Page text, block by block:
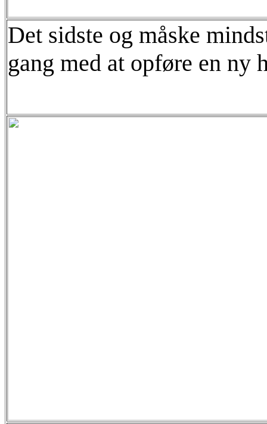
Det sidste og måske
gang med at opføre en ny